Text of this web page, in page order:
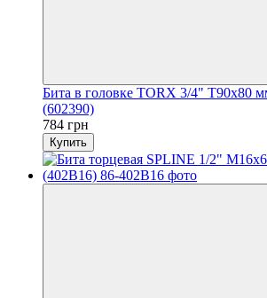
Бита в головке TORX 3/4" Т90х80
(602390)
784 грн
Купить